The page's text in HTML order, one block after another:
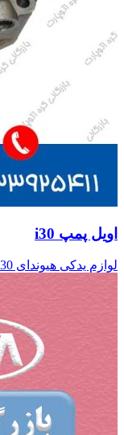
اویل پمپ i30
لوازم یدکی هیوندای i30